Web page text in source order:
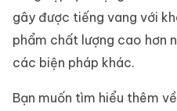
gây được tiếng vang với
phẩm chất lượng cao hơn
các biện pháp khác.
Bạn muốn tìm hiểu thêm